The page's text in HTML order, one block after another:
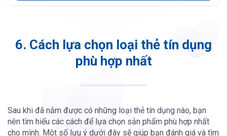
6. Cách lựa chọn loại thẻ tín dụng
phù hợp nhất
Sau khi đã nắm được có những loại thẻ tín dụng nào, bạn
nên tìm hiểu các cách để lựa chọn sản phẩm phù hợp nhất
cho mình. Một số lưu ý dưới đây sẽ giúp bạn đánh giá và tìm